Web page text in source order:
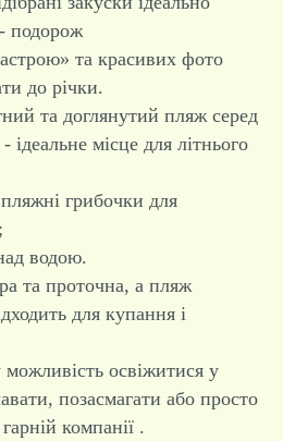
подорож
та красивих фото
до річки.
та доглянутий пляж серед
місце для літнього
грибочки для
водою.
та проточна, а пляж
для купання і
освіжитися у
позасмагати або просто
компанії .